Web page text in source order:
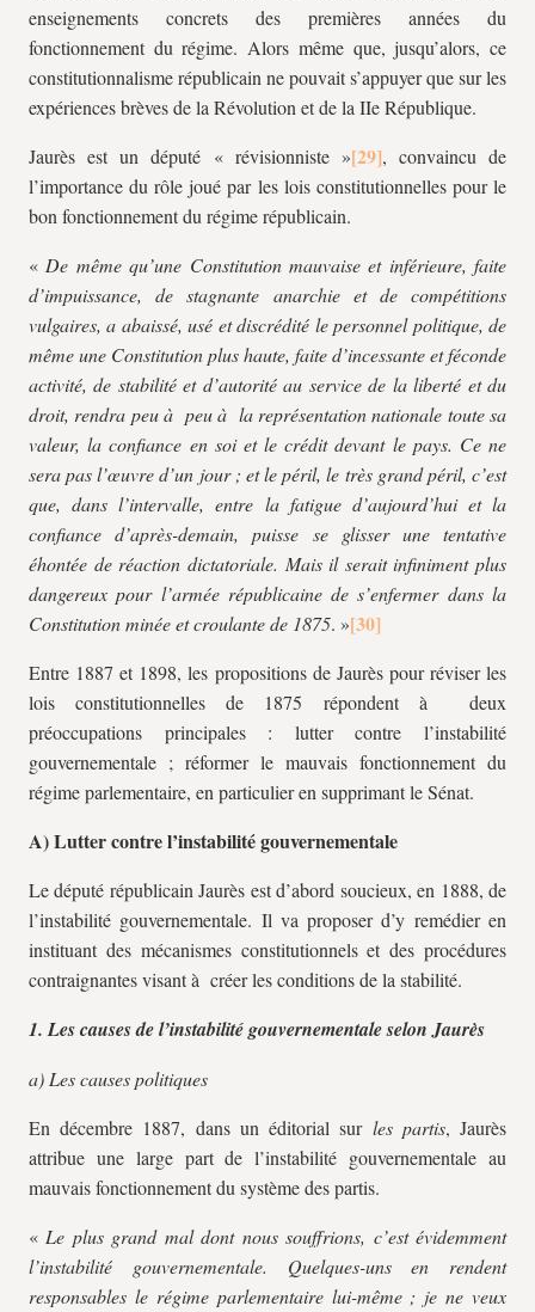
enseignements concrets des premières années du
fonctionnement du régime. Alors même que, jusqu’alors, ce
constitutionnalisme républicain ne pouvait s’appuyer que sur les
expériences brèves de la Révolution et de la IIe République.
Jaurès est un député « révisionniste »
, convaincu de
l’importance du rôle joué par les lois constitutionnelles pour le
bon fonctionnement du régime républicain.
« De même qu’une Constitution mauvaise et inférieure, faite
d’impuissance, de stagnante anarchie et de compétitions
vulgaires, a abaissé, usé et discrédité le personnel politique, de
même une Constitution plus haute, faite d’incessante et féconde
activité, de stabilité et d’autorité au service de la liberté et du
droit, rendra peu à peu à la représentation nationale toute sa
valeur, la confiance en soi et le crédit devant le pays. Ce ne
sera pas l’œuvre d’un jour ; et le péril, le très grand péril, c’est
que, dans l’intervalle, entre la fatigue d’aujourd’hui et la
confiance d’après-demain, puisse se glisser une tentative
éhontée de réaction dictatoriale. Mais il serait infiniment plus
dangereux pour l’armée républicaine de s’enfermer dans la
Constitution minée et croulante de 1875. »
Entre 1887 et 1898, les propositions de Jaurès pour réviser les
lois constitutionnelles de 1875 répondent à deux
préoccupations principales : lutter contre l’instabilité
gouvernementale ; réformer le mauvais fonctionnement du
régime parlementaire, en particulier en supprimant le Sénat.
A) Lutter contre l’instabilité gouvernementale
Le député républicain Jaurès est d’abord soucieux, en 1888, de
l’instabilité gouvernementale. Il va proposer d’y remédier en
instituant des mécanismes constitutionnels et des procédures
contraignantes visant à créer les conditions de la stabilité.
1. Les causes de l’instabilité gouvernementale selon Jaurès
a) Les causes politiques
En décembre 1887, dans un éditorial sur les partis, Jaurès
attribue une large part de l’instabilité gouvernementale au
mauvais fonctionnement du système des partis.
« Le plus grand mal dont nous souffrions, c’est évidemment
l’instabilité gouvernementale. Quelques-uns en rendent
responsables le régime parlementaire lui-même ; je ne veux